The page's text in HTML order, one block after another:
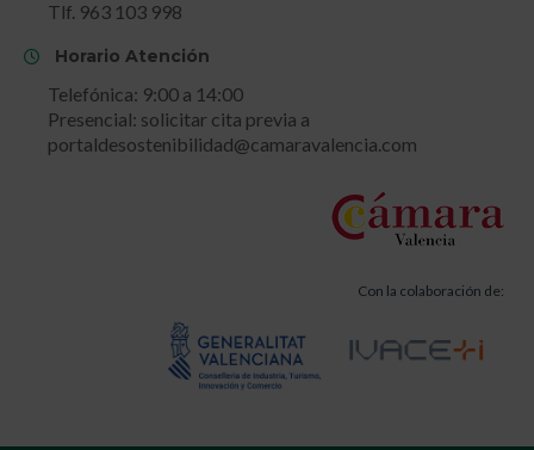
Tlf. 963 103 998
Horario Atención
Telefónica: 9:00 a 14:00
Presencial: solicitar cita previa a
portaldesostenibilidad@camaravalencia.com
Con la colaboración de: